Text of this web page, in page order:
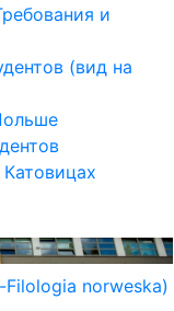
и
(вид на
norweska)